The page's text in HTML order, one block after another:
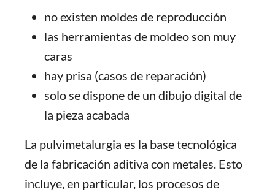
no existen moldes de reproducción
las herramientas de moldeo son muy
caras
hay prisa (casos de reparación)
solo se dispone de un dibujo digital de
la pieza acabada
La pulvimetalurgia es la base tecnológica
de la fabricación aditiva con metales. Esto
incluye, en particular, los procesos de